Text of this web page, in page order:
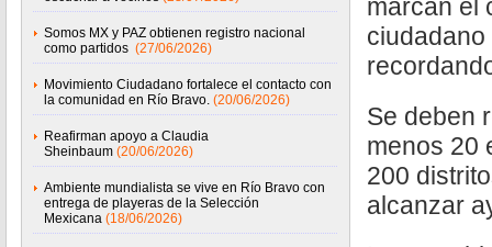
Somos MX y PAZ obtienen registro nacional
como partidos (27/06/2026)
Movimiento Ciudadano fortalece el contacto con
la comunidad en Río Bravo. (20/06/2026)
Reafirman apoyo a Claudia
Sheinbaum (20/06/2026)
Ambiente mundialista se vive en Río Bravo con
entrega de playeras de la Selección
Mexicana (18/06/2026)
marcan el
Se deben
menos 20
200
alcanzar